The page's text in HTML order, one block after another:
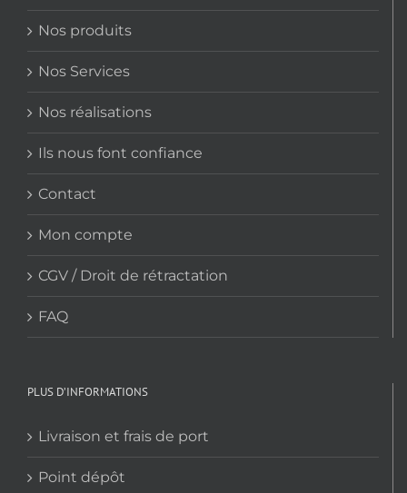
Nos produits
Nos Services
Nos réalisations
Ils nous font confiance
Contact
Mon compte
CGV / Droit de rétractation
FAQ
PLUS D’INFORMATIONS
Livraison et frais de port
Point dépôt